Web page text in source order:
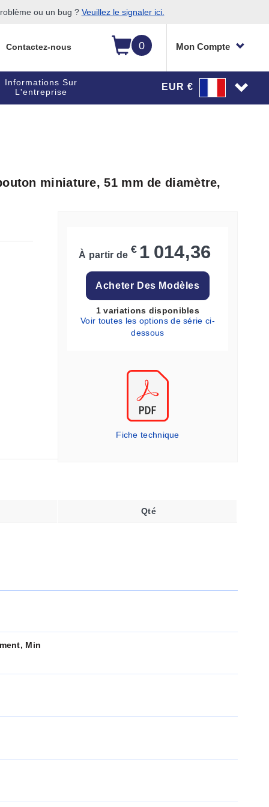
ou un bug ? Veuillez le signaler ici.
0 Mon Compte
Contactez-nous
Informations Sur
L'entreprise
EUR €
miniature, 51 mm de diamètre,
À partir de € 1 014,36
Acheter Des Modèles
1 variations disponibles
Voir toutes les options de série ci-
dessous
Fiche technique
Qté
Min